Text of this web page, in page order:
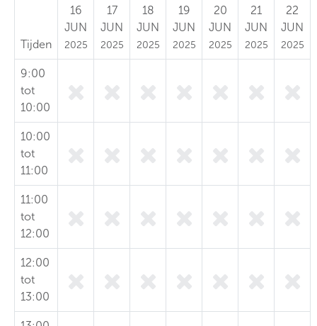
Tijden
16
JUN
2025
17
JUN
2025
18
JUN
2025
19
JUN
2025
20
JUN
2025
21
JUN
2025
22
JUN
2025
9:00
tot
10:00
10:00
tot
11:00
11:00
tot
12:00
12:00
tot
13:00